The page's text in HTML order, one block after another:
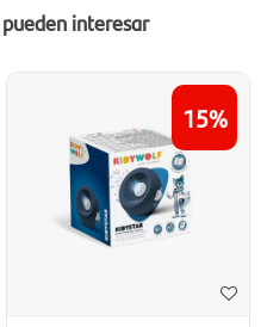
interesar
15